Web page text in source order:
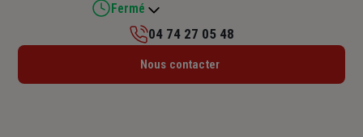
Fermé
Lundi : 14h30 – 18h
04 74 27 05 48
Nous contacter